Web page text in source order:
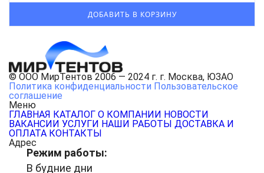
© ООО МирТентов 2006 — 2024 г. г. Москва, ЮЗАО
Политика конфиденциальности Пользовательское
соглашение
Меню
ГЛАВНАЯ КАТАЛОГ О КОМПАНИИ НОВОСТИ
ВАКАНСИИ УСЛУГИ НАШИ РАБОТЫ ДОСТАВКА И
ОПЛАТА КОНТАКТЫ
Адрес
Режим работы:
В будние дни